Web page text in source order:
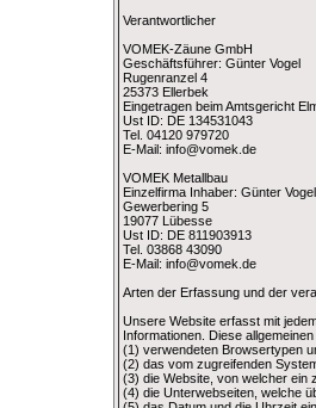
Verantwortlicher
VOMEK-Zäune GmbH
Geschäftsführer: Günter Vogel
Rugenranzel 4
25373 Ellerbek
Eingetragen beim Amtsgericht
Ust ID: DE 134531043
Tel. 04120 979720
E-Mail: info@vomek.de
VOMEK Metallbau
Einzelfirma Inhaber: Günter
Gewerbering 5
19077 Lübesse
Ust ID: DE 811903913
Tel. 03868 43090
E-Mail: info@vomek.de
Arten der Erfassung und der
Unsere Website erfasst mit
Informationen. Diese
(1) verwendeten Browsertypen
(2) das vom zugreifenden
(3) die Website, von welcher ein
(4) die Unterwebseiten, welche